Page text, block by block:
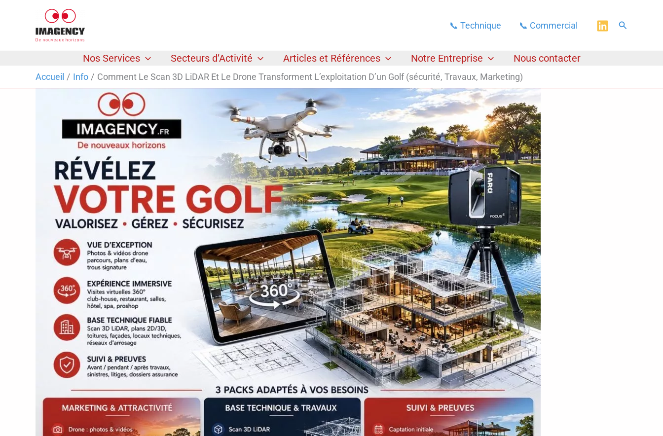
📞 Technique 📞 Commercial Rechercher
Nos Services Secteurs d’Activité Articles et Références Notre Entreprise Nous contacter
Accueil Info Comment Le Scan 3D LiDAR Et Le Drone Transforment L’exploitation D’un Golf (sécurité, Travaux, Marketing)